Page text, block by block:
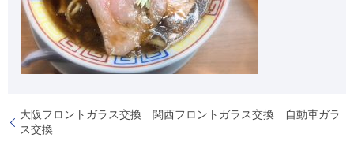
大阪フロントガラス交換 関西フロントガラス交換 自動車ガラ
ス交換